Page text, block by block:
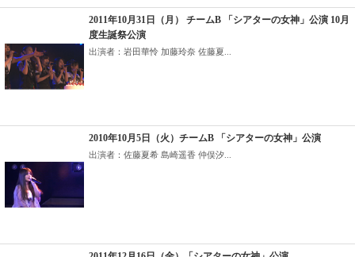
2011年10月31日（月） チームB 「シアターの女神」公演 10月
度生誕祭公演
出演者：岩田華怜 加藤玲奈 佐藤夏...
2010年10月5日（火）チームB 「シアターの女神」公演
出演者：佐藤夏希 島崎遥香 仲俣汐...